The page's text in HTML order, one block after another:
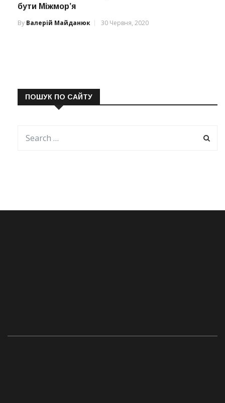
бути Міжмор’я
By Валерій Майданюк 30 Червня, 2020
ПОШУК ПО САЙТУ